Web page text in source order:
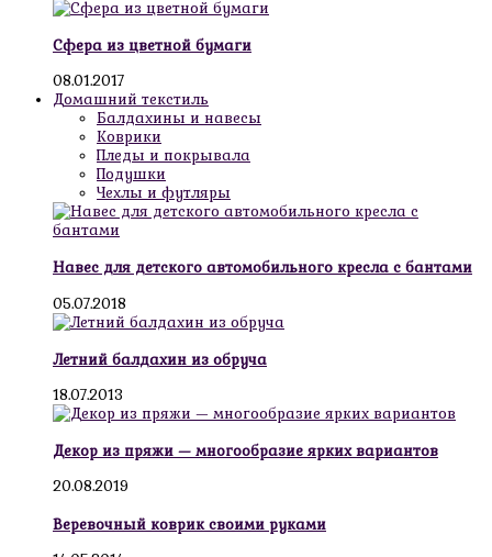
Сфера из цветной бумаги
08.01.2017
Домашний текстиль
Балдахины и навесы
Коврики
Пледы и покрывала
Подушки
Чехлы и футляры
Навес для детского автомобильного кресла с бантами
05.07.2018
Летний балдахин из обруча
18.07.2013
Декор из пряжи — многообразие ярких вариантов
20.08.2019
Веревочный коврик своими руками